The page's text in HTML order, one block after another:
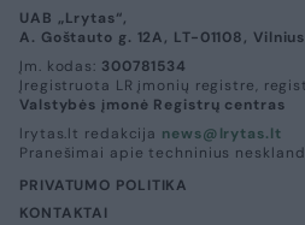
UAB „Lrytas“,
A. Goštauto g. 12A, LT-01108,
Įm. kodas: 300781534
Įregistruota LR įmonių registre,
Valstybės įmonė Registrų centras
lrytas.lt redakcija news@lrytas.lt
Pranešimai apie techninius
PRIVATUMO POLITIKA
KONTAKTAI